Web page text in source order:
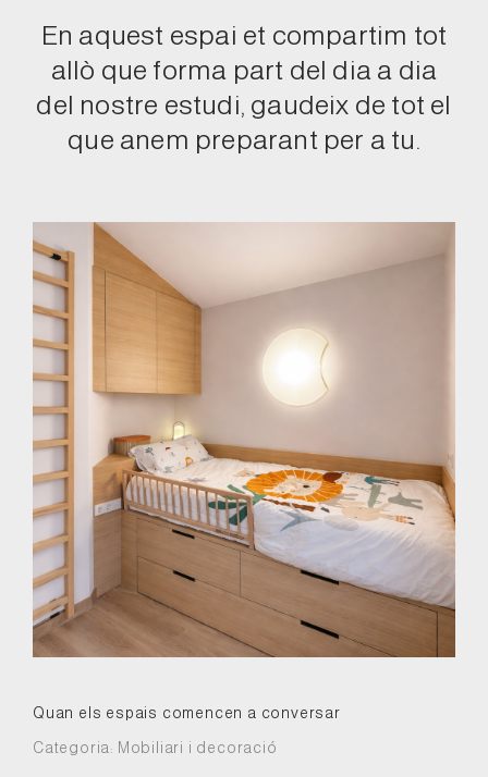
En aquest espai et compartim tot
allò que forma part del dia a dia
del nostre estudi, gaudeix de tot el
que anem preparant per a tu.
Quan els espais comencen a conversar
Categoria: Mobiliari i decoració